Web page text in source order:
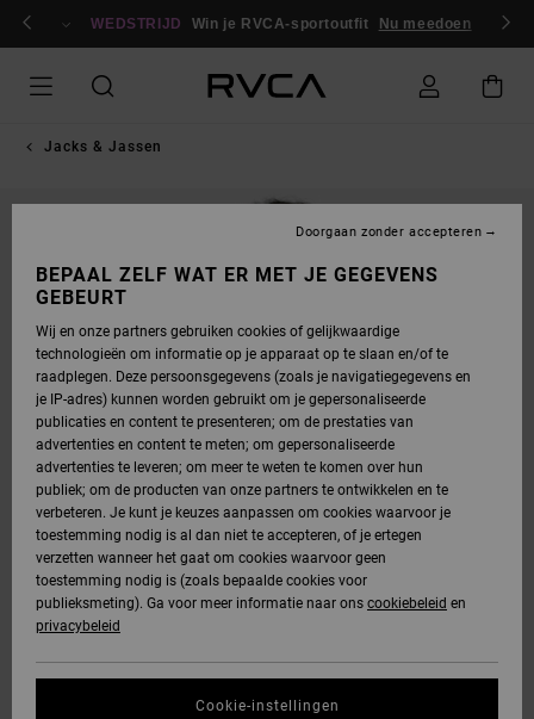
NAAR/ registrerenWEDSTRIJD Win je RVCA-sportoutfit Nu meedoen
Jacks & Jassen
BEPAAL ZELF WAT ER MET JE GEGEVENS
GEBEURT
Wij en onze partners gebruiken cookies of gelijkwaardige
technologieën om informatie op je apparaat op te slaan en/of te
raadplegen. Deze persoonsgegevens (zoals je navigatiegegevens en
je IP-adres) kunnen worden gebruikt om je gepersonaliseerde
publicaties en content te presenteren; om de prestaties van
advertenties en content te meten; om gepersonaliseerde
advertenties te leveren; om meer te weten te komen over hun
publiek; om de producten van onze partners te ontwikkelen en te
verbeteren. Je kunt je keuzes aanpassen om cookies waarvoor je
toestemming nodig is al dan niet te accepteren, of je ertegen
verzetten wanneer het gaat om cookies waarvoor geen
toestemming nodig is (zoals bepaalde cookies voor
publieksmeting). Ga voor meer informatie naar ons cookiebeleid en
privacybeleid
Cookie-instellingen
Doorgaan zonder accepteren